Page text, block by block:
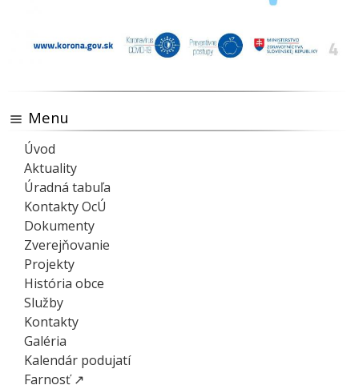
Menu
Úvod
Aktuality
Úradná tabuľa
Kontakty OcÚ
Dokumenty
Zverejňovanie
Projekty
História obce
Služby
Kontakty
Galéria
Kalendár podujatí
Farnosť ↗